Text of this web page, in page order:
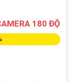
180 ĐỘ